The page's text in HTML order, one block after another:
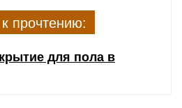
прочтению:
для пола в